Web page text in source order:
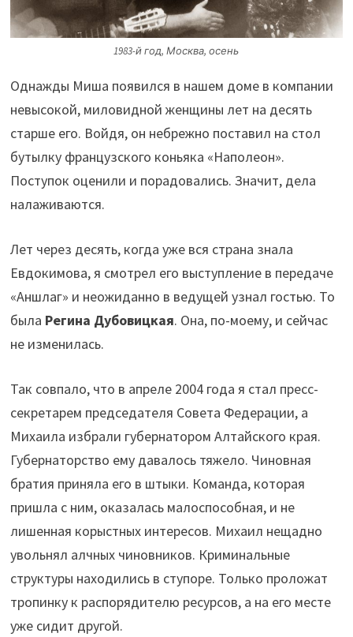
1983-й год, Москва, осень
Однажды Миша появился в нашем доме в компании
невысокой, миловидной женщины лет на десять
старше его. Войдя, он небрежно поставил на стол
бутылку французского коньяка «Наполеон».
Поступок оценили и порадовались. Значит, дела
налаживаются.
Лет через десять, когда уже вся страна знала
Евдокимова, я смотрел его выступление в передаче
«Аншлаг» и неожиданно в ведущей узнал гостью. То
была Регина Дубовицкая. Она, по-моему, и сейчас
не изменилась.
Так совпало, что в апреле 2004 года я стал пресс-
секретарем председателя Совета Федерации, а
Михаила избрали губернатором Алтайского края.
Губернаторство ему давалось тяжело. Чиновная
братия приняла его в штыки. Команда, которая
пришла с ним, оказалась малоспособная, и не
лишенная корыстных интересов. Михаил нещадно
увольнял алчных чиновников. Криминальные
структуры находились в ступоре. Только проложат
тропинку к распорядителю ресурсов, а на его месте
уже сидит другой.